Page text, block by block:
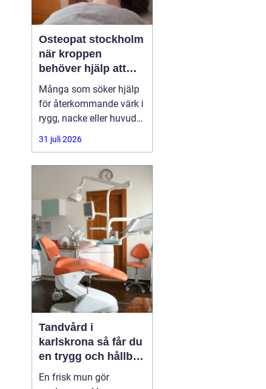
Osteopat stockholm
när kroppen
behöver hjälp att
hitta balans
Många som söker hjälp
för återkommande värk i
rygg, nacke eller huvud
har redan provat både
träning, vila och
besvären släpper. Där
någonstans uppstår ofta
intresset för osteopati.
31 juli 2026
Tandvård i
karlskrona så får du
en trygg och hållbar
munhälsa
En frisk mun gör